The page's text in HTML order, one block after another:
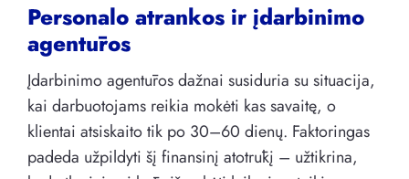
Personalo atrankos ir įdarbinimo
agentūros
Įdarbinimo agentūros dažnai susiduria su situacija,
kai darbuotojams reikia mokėti kas savaitę, o
klientai atsiskaito tik po 30–60 dienų. Faktoringas
padeda užpildyti šį finansinį atotrūkį – užtikrina,